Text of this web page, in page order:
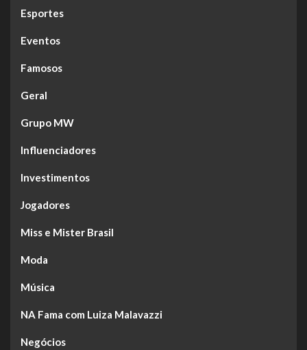
Esportes
Eventos
Famosos
Geral
Grupo MW
Influenciadores
Investimentos
Jogadores
Miss e Mister Brasil
Moda
Música
NA Fama com Luiza Malavazzi
Negócios